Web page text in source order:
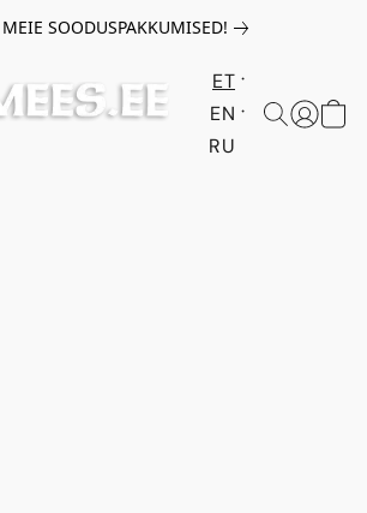
MEIE SOODUSPAKKUMISED!
ET
EN
RU